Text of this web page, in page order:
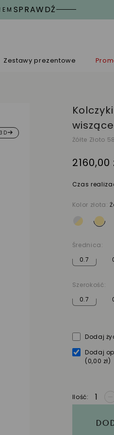
SPRAWDŹ
Zestawy prezentowe
wiszące
Żółte Złoto
2160,00
Czas
Kolor złota:
Średnica:
0.7
Szerokość:
0.7
Dodaj
Dodaj
(0,00 zł)
Ilość